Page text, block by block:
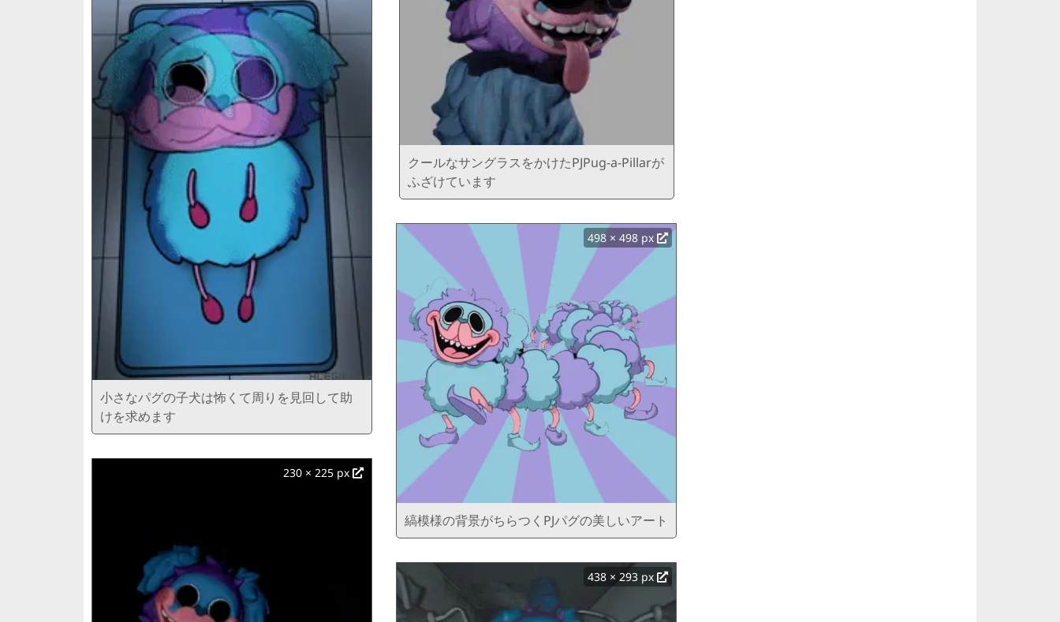
小さなパグの子犬は怖くて周りを見回して助
けを求めます
230 × 225 px
クールなサングラスをかけたPJPug-a-Pillarが
ふざけています
498 × 498 px
縞模様の背景がちらつくPJパグの美しいアート
438 × 293 px